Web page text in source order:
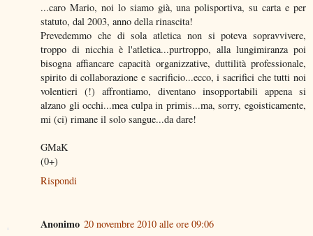
...caro Mario, noi lo siamo già, una polisportiva, su carta e per
statuto, dal 2003, anno della rinascita!
Prevedemmo che di sola atletica non si poteva sopravvivere,
troppo di nicchia è l'atletica...purtroppo, alla lungimiranza poi
bisogna affiancare capacità organizzative, duttilità professionale,
spirito di collaborazione e sacrificio...ecco, i sacrifici che tutti noi
volentieri (!) affrontiamo, diventano insopportabili appena si
alzano gli occhi...mea culpa in primis...ma, sorry, egoisticamente,
mi (ci) rimane il solo sangue...da dare!
GMaK
(0+)
Rispondi
Anonimo 20 novembre 2010 alle ore 09:06